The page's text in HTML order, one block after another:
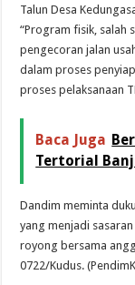
Talun Desa
“Program fisik, salah
pengecoran jalan
dalam proses
proses pelaksanaan
Baca Juga
Tertorial
Dandim meminta
yang menjadi
royong bersama
0722/Kudus.